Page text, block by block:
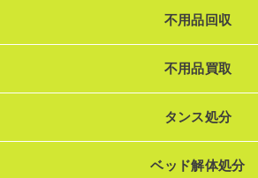
不用品回収
不用品買取
タンス処分
ベッド解体処分